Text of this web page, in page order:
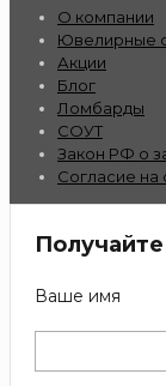
О компании
Ювелирные
Акции
Блог
Ломбарды
СОУТ
Закон РФ о
Согласие на
Ваше имя